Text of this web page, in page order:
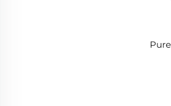
مكبر صوت مراقب - Pure